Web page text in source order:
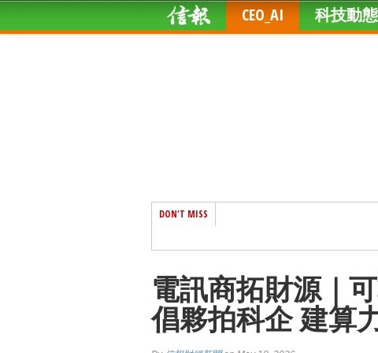
CEO_AI 科技動態
DON'T MISS
電訊商拓財源｜
倡夥拍科企 建算